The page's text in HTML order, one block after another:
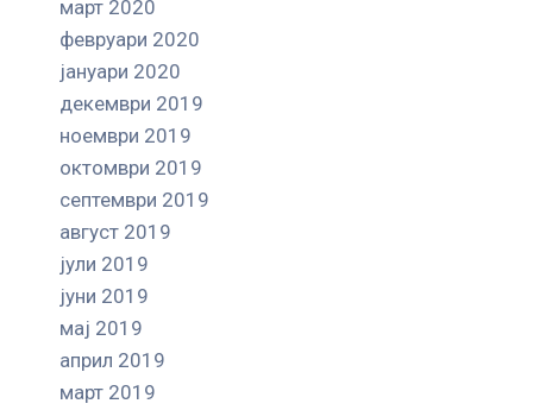
март 2020
февруари 2020
јануари 2020
декември 2019
ноември 2019
октомври 2019
септември 2019
август 2019
јули 2019
јуни 2019
мај 2019
април 2019
март 2019